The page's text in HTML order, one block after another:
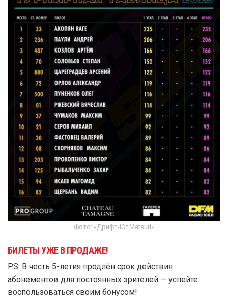
Фото: «Дрифт-Юг Matsuri»
БИЛЕТЫ УЖЕ В ПРОДАЖЕ!
P.S. В честь 5-летия продлён срок действия
абонементов для постоянных зрителей — успейте
воспользоваться своим бонусом!